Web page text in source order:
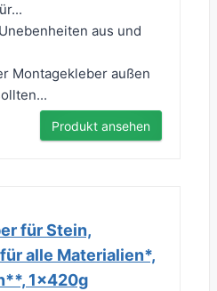
aus und
Montagekleber außen
Produkt ansehen
für Stein,
alle Materialien*,
1x420g